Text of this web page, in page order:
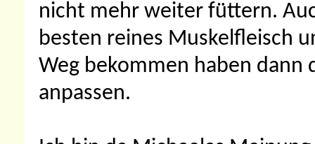
nicht mehr weiter füttern.
besten reines Muskelfleisch
Weg bekommen haben dann
anpassen.